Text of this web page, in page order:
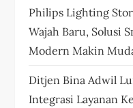
Philips Lighting
Wajah Baru, Solusi
Modern Makin
Ditjen Bina Adwil
Integrasi Layanan